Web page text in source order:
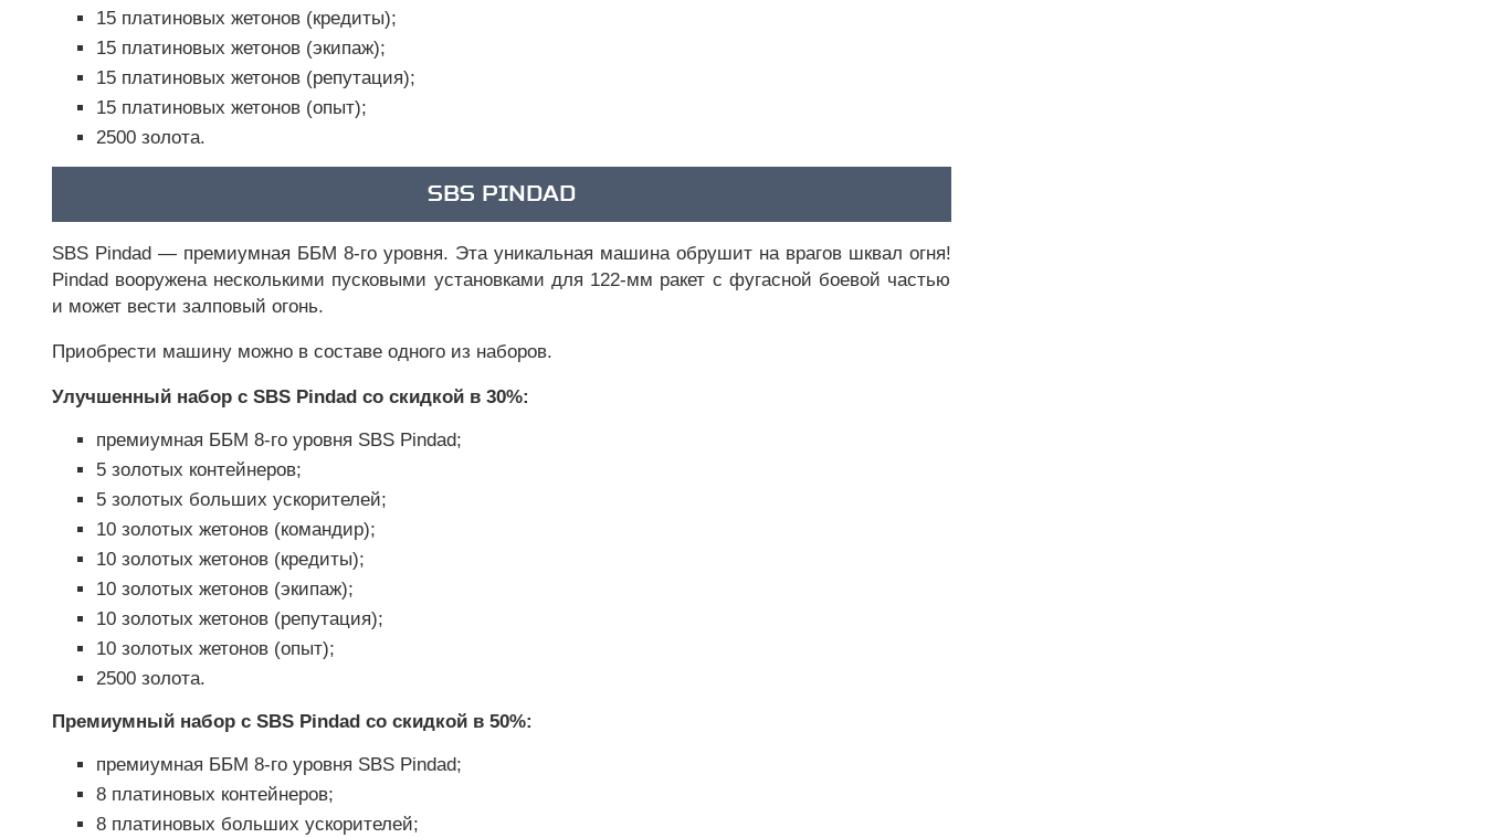
15 платиновых жетонов (кредиты);
15 платиновых жетонов (экипаж);
15 платиновых жетонов (репутация);
15 платиновых жетонов (опыт);
2500 золота.
SBS PINDAD
SBS Pindad — премиумная ББМ 8-го уровня. Эта уникальная машина обрушит на врагов шквал огня!
Pindad вооружена несколькими пусковыми установками для 122-мм ракет с фугасной боевой частью
и может вести залповый огонь.
Приобрести машину можно в составе одного из наборов.
Улучшенный набор с SBS Pindad со скидкой в 30%:
премиумная ББМ 8-го уровня SBS Pindad;
5 золотых контейнеров;
5 золотых больших ускорителей;
10 золотых жетонов (командир);
10 золотых жетонов (кредиты);
10 золотых жетонов (экипаж);
10 золотых жетонов (репутация);
10 золотых жетонов (опыт);
2500 золота.
Премиумный набор с SBS Pindad со скидкой в 50%:
премиумная ББМ 8-го уровня SBS Pindad;
8 платиновых контейнеров;
8 платиновых больших ускорителей;